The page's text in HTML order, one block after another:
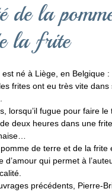
de la
la frite
né à Liège, en Belgique :
frites ont eu très vite dans
lorsqu’il fugue pour faire
deux heures dans une
de terre et de la frite
qui permet à
précédents, Pierre-